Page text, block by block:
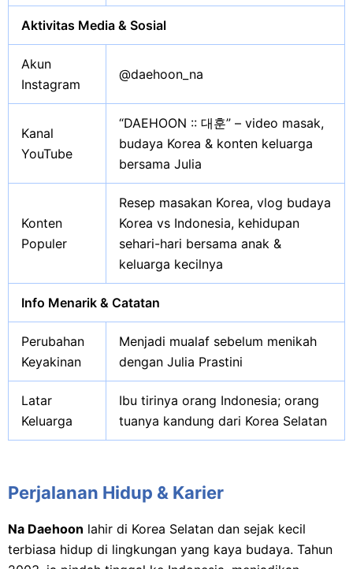
Aktivitas Media & Sosial
Akun
Instagram
@daehoon_na
Kanal
YouTube
“DAEHOON :: 대훈” – video masak,
budaya Korea & konten keluarga
bersama Julia
Konten
Populer
Resep masakan Korea, vlog budaya
Korea vs Indonesia, kehidupan
sehari-hari bersama anak &
keluarga kecilnya
Info Menarik & Catatan
Perubahan
Keyakinan
Menjadi mualaf sebelum menikah
dengan Julia Prastini
Latar
Keluarga
Ibu tirinya orang Indonesia; orang
tuanya kandung dari Korea Selatan
Perjalanan Hidup & Karier
Na Daehoon lahir di Korea Selatan dan sejak kecil
terbiasa hidup di lingkungan yang kaya budaya. Tahun